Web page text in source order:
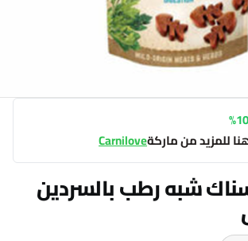
للمزيد من ماركةCarnilove
شبه رطب بالسردين